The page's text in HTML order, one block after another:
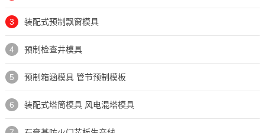
3 装配式预制飘窗模具
4 预制检查井模具
5 预制箱涵模具 管节预制模板
6 装配式塔筒模具 风电混塔模具